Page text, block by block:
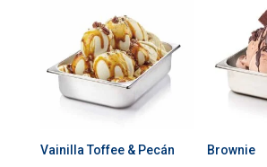
Vainilla Toffee & Pecán Brownie